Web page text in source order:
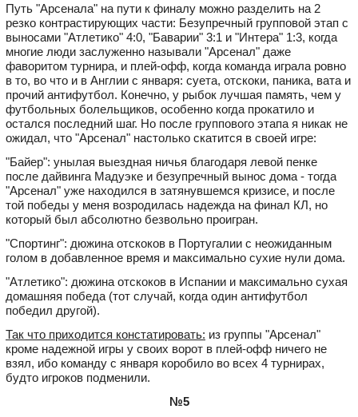
Путь "Арсенала" на пути к финалу можно разделить на 2
резко контрастирующих части: Безупречный групповой этап с
выносами "Атлетико" 4:0, "Баварии" 3:1 и "Интера" 1:3, когда
многие люди заслуженно называли "Арсенал" даже
фаворитом турнира, и плей-офф, когда команда играла ровно
в то, во что и в Англии с января: суета, отскоки, паника, вата и
прочий антифутбол. Конечно, у рыбок лучшая память, чем у
футбольных болельщиков, особенно когда прокатило и
остался последний шаг. Но после группового этапа я никак не
ожидал, что "Арсенал" настолько скатится в своей игре:
"Байер": унылая выездная ничья благодаря левой пенке
после дайвинга Мадуэке и безупречный вынос дома - тогда
"Арсенал" уже находился в затянувшемся кризисе, и после
той победы у меня возродилась надежда на финал КЛ, но
который был абсолютно безвольно проигран.
"Спортинг": дюжина отскоков в Португалии с неожиданным
голом в добавленное время и максимально сухие нули дома.
"Атлетико": дюжина отскоков в Испании и максимально сухая
домашняя победа (тот случай, когда один антифутбол
победил другой).
Так что приходится констатировать: из группы "Арсенал"
кроме надежной игры у своих ворот в плей-офф ничего не
взял, ибо команду с января коробило во всех 4 турнирах,
будто игроков подменили.
№5